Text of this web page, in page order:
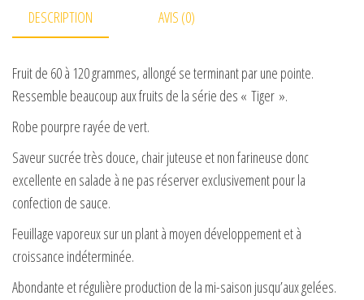
DESCRIPTION AVIS (0)
Fruit de 60 à 120 grammes, allongé se terminant par une pointe.
Ressemble beaucoup aux fruits de la série des « Tiger ».
Robe pourpre rayée de vert.
Saveur sucrée très douce, chair juteuse et non farineuse donc
excellente en salade à ne pas réserver exclusivement pour la
confection de sauce.
Feuillage vaporeux sur un plant à moyen développement et à
croissance indéterminée.
Abondante et régulière production de la mi-saison jusqu’aux gelées.